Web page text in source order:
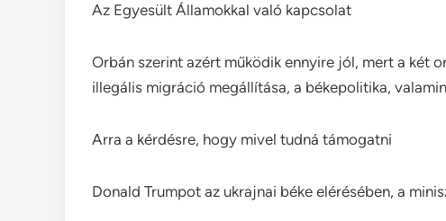
Az Egyesült Államokkal való kapcsolat
Orbán szerint azért működik ennyire jól, mert a két
illegális migráció megállítása, a békepolitika,
Arra a kérdésre, hogy mivel tudná támogatni
Donald Trumpot az ukrajnai béke elérésében, a